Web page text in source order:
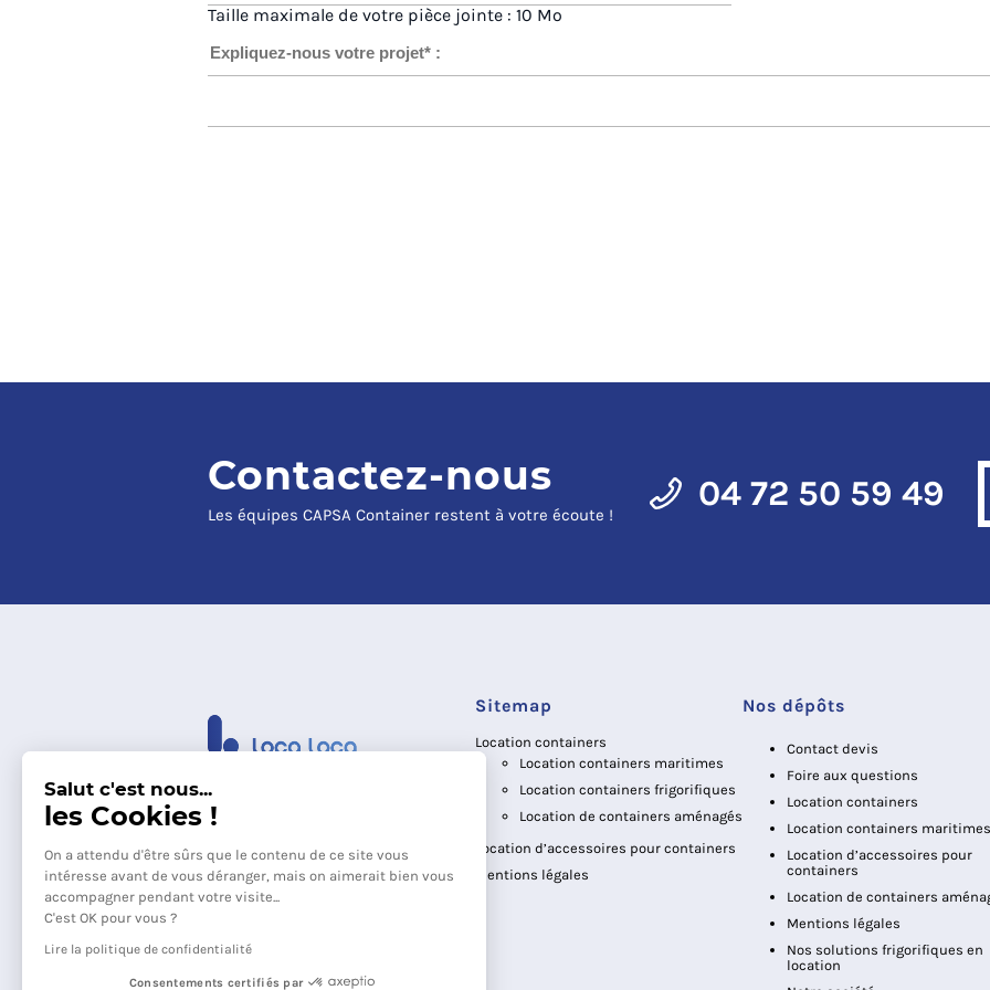
Taille maximale de votre pièce jointe : 10 Mo
Contactez-nous
Les équipes CAPSA Container restent à votre écoute !
04 72 50 59 49
Sitemap
Location containers
Location containers maritimes
Location containers frigorifiques
Location de containers aménagés
Location d’accessoires pour containers
Mentions légales
Nos dépôts
Contact devis
Foire aux questions
Location containers
Location containers maritimes
Location d’accessoires pour
containers
Location de containers
Mentions légales
Nos solutions frigorifiques en
location
Salut c'est nous...
les Cookies !
On a attendu d'être sûrs que le contenu de ce site vous
intéresse avant de vous déranger, mais on aimerait bien vous
accompagner pendant votre visite...
C'est OK pour vous ?
Lire la politique de confidentialité
Consentements certifiés par